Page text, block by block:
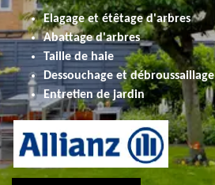
Elagage et étêtage d'arbres
Abattage d'arbres
Taille de haie
Dessouchage et débroussaillage
Entretien de jardin